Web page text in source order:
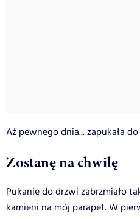
Aż pewnego dnia... zapukała
Zostanę na chwilę
Pukanie do drzwi zabrzmiało
kamieni na mój parapet. W